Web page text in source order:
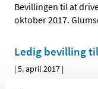
Bevillingen til at
oktober 2017.
Ledig bevilling
|5. april 2017 |